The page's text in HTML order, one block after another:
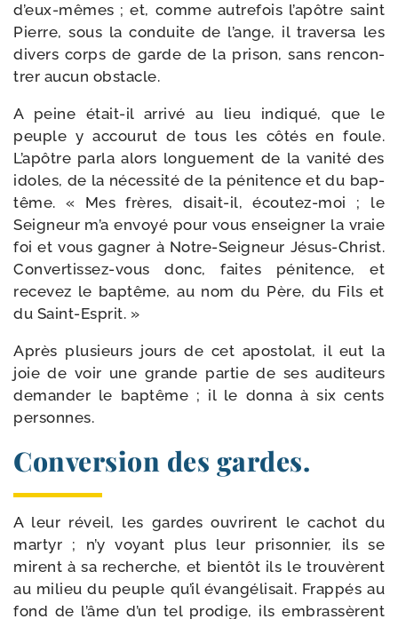
d’eux-mêmes ; et, comme autre­fois l’apôtre saint
Pierre, sous la conduite de l’ange, il tra­ver­sa les
divers corps de garde de la pri­son, sans ren­con­
trer aucun obstacle.
A peine était-​il arri­vé au lieu indi­qué, que le
peuple y accou­rut de tous les côtés en foule.
L’apôtre par­la alors lon­gue­ment de la vani­té des
idoles, de la néces­si­té de la péni­tence et du bap­
tême. « Mes frères, disait-​il, écoutez-​moi ; le
Seigneur m’a envoyé pour vous ensei­gner la vraie
foi et vous gagner à Notre-​Seigneur Jésus-​Christ.
Convertissez-​vous donc, faites péni­tence, et
rece­vez le bap­tême, au nom du Père, du Fils et
du Saint-Esprit. »
Après plu­sieurs jours de cet apos­to­lat, il eut la
joie de voir une grande par­tie de ses audi­teurs
deman­der le bap­tême ; il le don­na à six cents
personnes.
Conversion des gardes.
A leur réveil, les gardes ouvrirent le cachot du
mar­tyr ; n’y voyant plus leur pri­son­nier, ils se
mirent à sa recherche, et bien­tôt ils le trou­vèrent
au milieu du peuple qu’il évan­gé­li­sait. Frappés au
fond de l’âme d’un tel pro­dige, ils embras­sèrent